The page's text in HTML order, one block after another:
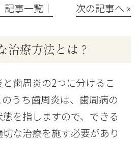
│記事一覧│ 次の記事へ »
治療方法とは？
歯周炎の2つに分けるこ
うち歯周炎は、歯周病の
を指しますので、できる
な治療を施す必要があり